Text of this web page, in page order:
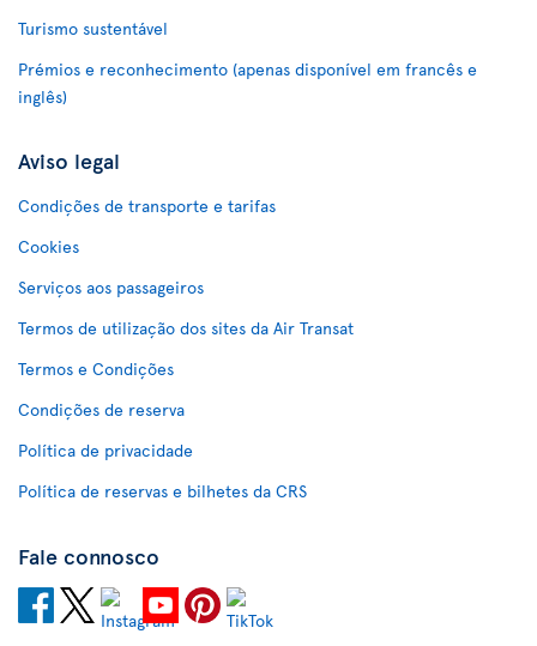
Turismo sustentável
Prémios e reconhecimento (apenas disponível em francês e
inglês)
Aviso legal
Condições de transporte e tarifas
Cookies
Serviços aos passageiros
Termos de utilização dos sites da Air Transat
Termos e Condições
Condições de reserva
Política de privacidade
Política de reservas e bilhetes da CRS
Fale connosco